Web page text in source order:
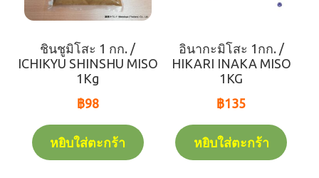
ชินชูมิโสะ 1 กก. /
ICHIKYU SHINSHU MISO
1Kg
฿98
หยิบใส่ตะกร้า
อินากะมิโสะ 1กก. /
HIKARI INAKA MISO
1KG
฿135
หยิบใส่ตะกร้า